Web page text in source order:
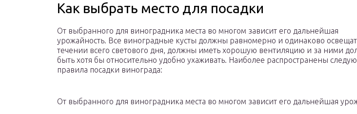
Как выбрать место для посадки
От выбранного для виноградника места во многом зависит его дальнейшая
урожайность. Все виноградные кусты должны равномерно и одинаково
течении всего светового дня, должны иметь хорошую вентиляцию и за ними
быть хотя бы относительно удобно ухаживать. Наиболее распространены
правила посадки винограда:
От выбранного для виноградника места во многом зависит его дальнейшая